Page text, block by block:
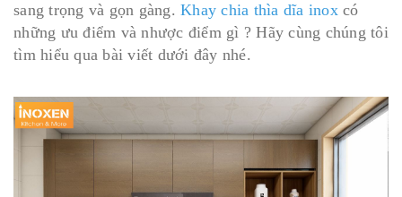
sang trọng và gọn gàng. Khay chia thìa dĩa inoxcó
những ưu điểm và nhược điểm gì ? Hãy cùng chúng tôi
tìm hiểu qua bài viết dưới đây nhé.